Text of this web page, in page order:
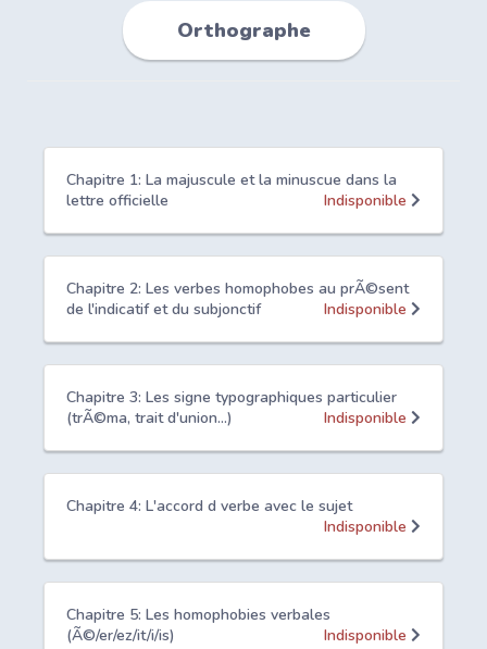
Orthographe
Chapitre 1: La majuscule et la minuscue dans la
lettre officielle
Indisponible
Chapitre 2: Les verbes homophobes au prÃ©sent
de l'indicatif et du subjonctif
Indisponible
Chapitre 3: Les signe typographiques particulier
(trÃ©ma, trait d'union...)
Indisponible
Chapitre 4: L'accord d verbe avec le sujet
Indisponible
Chapitre 5: Les homophobies verbales
(Ã©/er/ez/it/i/is)
Indisponible